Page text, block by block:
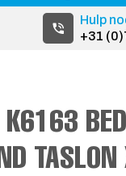
Hulp
+31